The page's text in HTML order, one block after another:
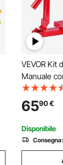
VEVOR Kit
Manuale
Pneumatici
406 mm,
Portatile
Officina Fai-
6590€
Disponibile
Consegna: